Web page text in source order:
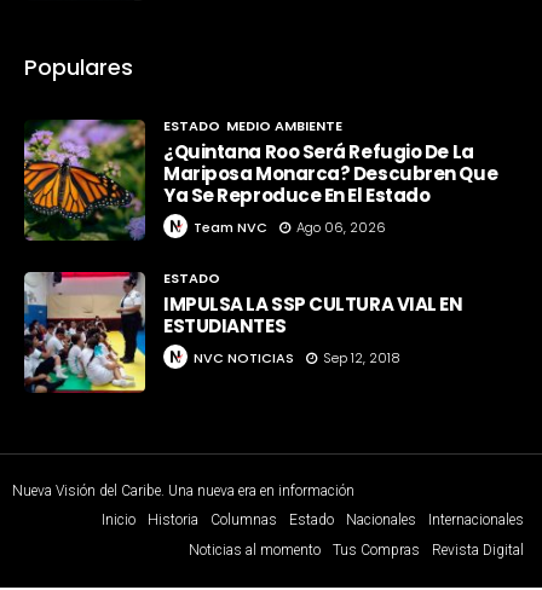
Populares
ESTADO MEDIO AMBIENTE
¿Quintana Roo Será Refugio De La
Mariposa Monarca? Descubren Que
Ya Se Reproduce En El Estado
Team NVC Ago 06, 2026
ESTADO
IMPULSA LA SSP CULTURA VIAL EN
ESTUDIANTES
NVC NOTICIAS Sep 12, 2018
Nueva Visión del Caribe. Una nueva era en información
Inicio
Historia Columnas Estado Nacionales
Internacionales
Noticias al momento
Tus Compras Revista Digital